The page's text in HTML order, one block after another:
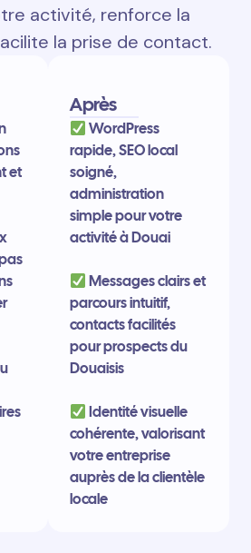
activité, renforce la
la prise de contact.
et
Après
WordPress
rapide, SEO local
soigné,
administration
simple pour votre
activité à Douai
Messages clairs et
parcours intuitif,
contacts facilités
pour prospects du
Douaisis
Identité visuelle
cohérente, valorisant
votre entreprise
auprès de la clientèle
locale